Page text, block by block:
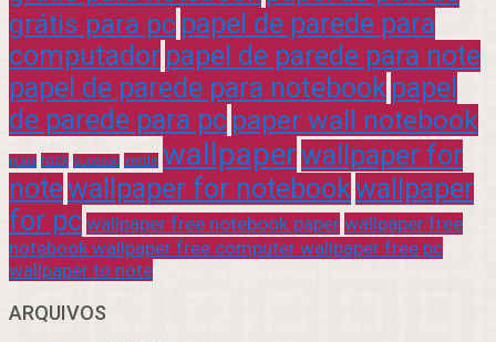
grátis para pc papel de parede para
computador papel de parede para note
papel de parede para notebook papel
de parede para pc paper wall notebook
praia rock sucesso verde wallpaperwallpaper for
notewallpaper for notebookwallpaper
for pc wallpaper free notebook paper wallpaper free
notebook wallpaper free computer wallpaper free pc
wallpaper to note
ARQUIVOS